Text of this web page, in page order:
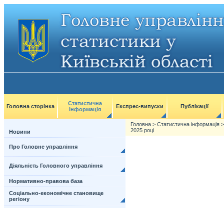
Головна сторінка
Статистична
інформація
Експрес-випуски Публікації
Новини
Про Головне управління
Діяльність Головного управління
Нормативно-правова база
Соціально-економічне становище
регіону
Головна > Статистична інформація
2025 році